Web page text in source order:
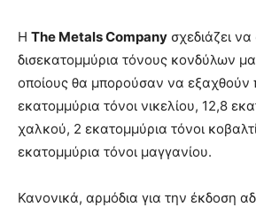
Η The Metals Company σχεδιάζει να
δισεκατομμύρια τόνους κονδύλων
οποίους θα μπορούσαν να εξαχθούν
εκατομμύρια τόνοι νικελίου, 12,8
χαλκού, 2 εκατομμύρια τόνοι
εκατομμύρια τόνοι μαγγανίου.
Κανονικά, αρμόδια για την έκδοση